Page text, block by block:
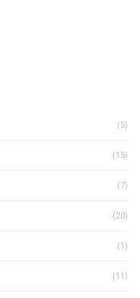
(5)
(15)
(7)
(20)
(1)
(11)